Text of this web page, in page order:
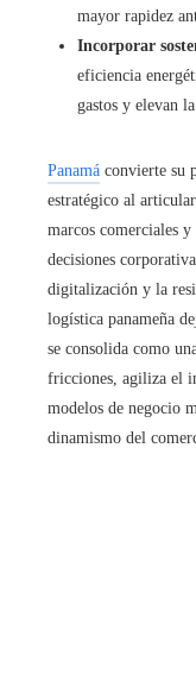
mayor rapidez
Incorporar
eficiencia
gastos y elevan
Panamá convierte su
estratégico al
marcos comerciales
decisiones
digitalización y la
logística panameña
se consolida como
fricciones, agiliza el
modelos de negocio
dinamismo del